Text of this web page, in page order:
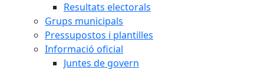
Resultats electorals
Grups municipals
Pressupostos i plantilles
Informació oficial
Juntes de govern